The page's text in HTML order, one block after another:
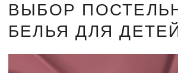
ВЫБОР
БЕЛЬЯ ДЛЯ